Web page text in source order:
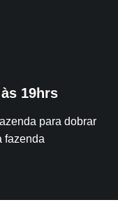
19hrs
para dobrar
fazenda